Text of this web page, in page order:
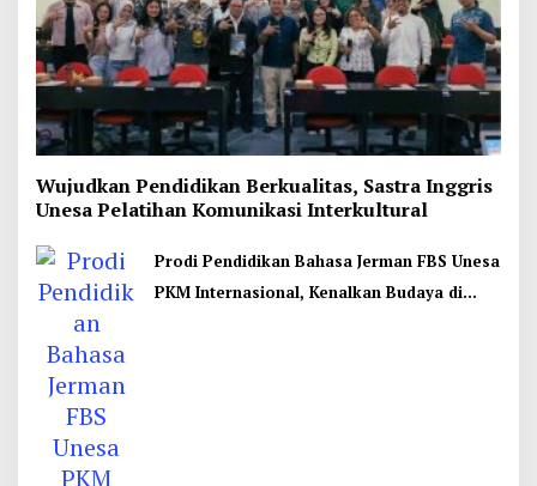
Wujudkan Pendidikan Berkualitas, Sastra Inggris
Unesa Pelatihan Komunikasi Interkultural
Prodi Pendidikan Bahasa Jerman FBS Unesa
PKM Internasional, Kenalkan Budaya di